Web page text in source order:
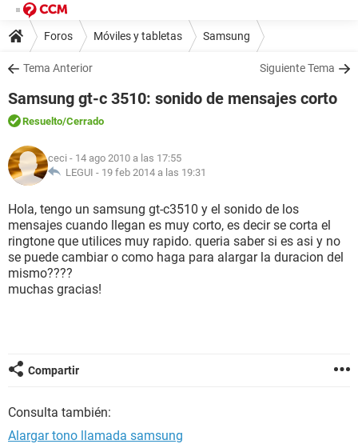
Foros Móviles y tabletas Samsung
Tema Anterior Siguiente Tema
Samsung gt-c 3510: sonido de mensajes corto
Resuelto/Cerrado
ceci - 14 ago 2010 a las 17:55
LEGUI - 19 feb 2014 a las 19:31
Hola, tengo un samsung gt-c3510 y el sonido de los
mensajes cuando llegan es muy corto, es decir se corta el
ringtone que utilices muy rapido. queria saber si es asi y no
se puede cambiar o como haga para alargar la duracion del
mismo????
muchas gracias!
Compartir
Consulta también:
Alargar tono llamada samsung